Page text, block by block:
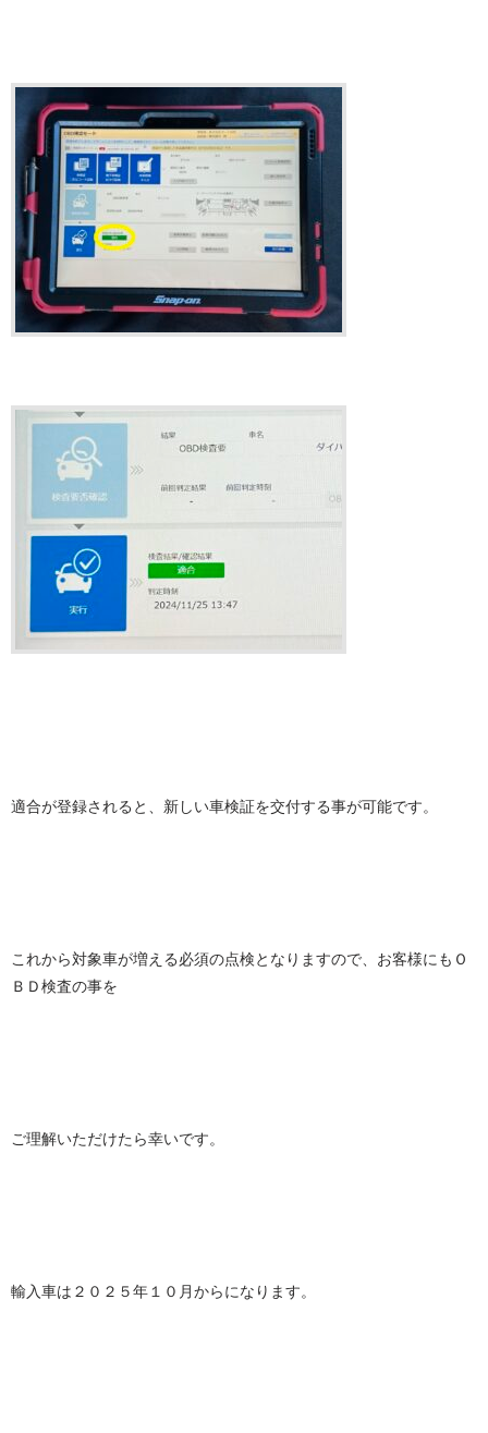
適合が登録されると、新しい車検証を交付する事が可能です。
これから対象車が増える必須の点検となりますので、お客様にもＯ
ＢＤ検査の事を
ご理解いただけたら幸いです。
輸入車は２０２５年１０月からになります。